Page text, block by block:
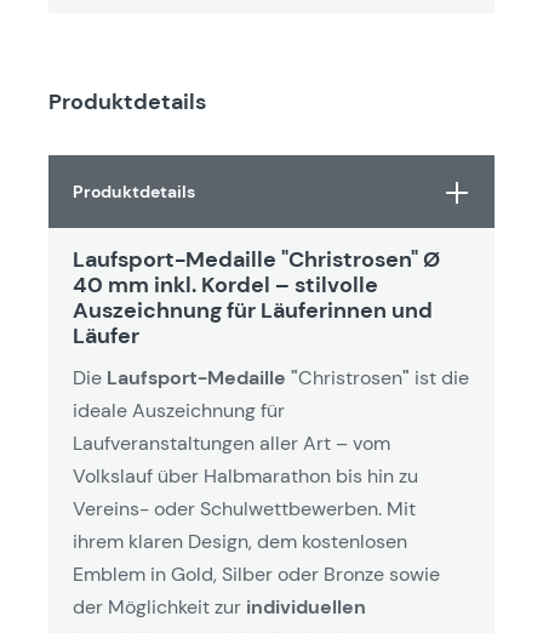
Produktdetails
Produktdetails
Laufsport-Medaille "Christrosen" Ø
40 mm inkl. Kordel – stilvolle
Auszeichnung für Läuferinnen und
Läufer
Die Laufsport-Medaille "Christrosen" ist die
ideale Auszeichnung für
Laufveranstaltungen aller Art – vom
Volkslauf über Halbmarathon bis hin zu
Vereins- oder Schulwettbewerben. Mit
ihrem klaren Design, dem kostenlosen
Emblem in Gold, Silber oder Bronze sowie
der Möglichkeit zur individuellen